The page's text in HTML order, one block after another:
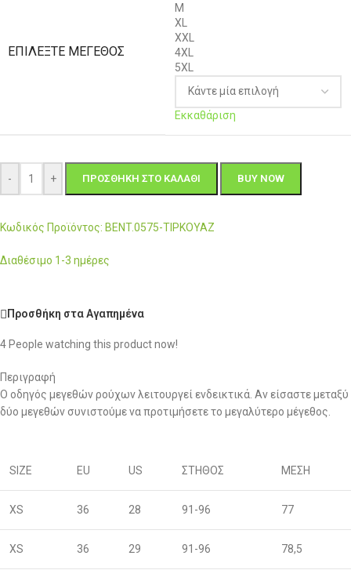
ΕΠΙΛΈΞΤΕ ΜΈΓΕΘΟΣ
M
XL
XXL
4XL
5XL
Εκκαθάριση
- + ΠΡΟΣΘΉΚΗ ΣΤΟ ΚΑΛΆΘΙ BUY NOW
Κωδικός Προϊόντος: BENT.0575-ΤΙΡΚΟΥΑΖ
Διαθέσιμο 1-3 ημέρες
Προσθήκη στα Αγαπημένα
4 People watching this product now!
Περιγραφή
Ο οδηγός μεγεθών ρούχων λειτουργεί ενδεικτικά. Αν είσαστε μεταξύ
δύο μεγεθών συνιστούμε να προτιμήσετε το μεγαλύτερο μέγεθος.
SIZE EU US ΣΤΗΘΟΣ ΜΕΣΗ
XS 36 28 91-96 77
XS 36 29 91-96 78,5